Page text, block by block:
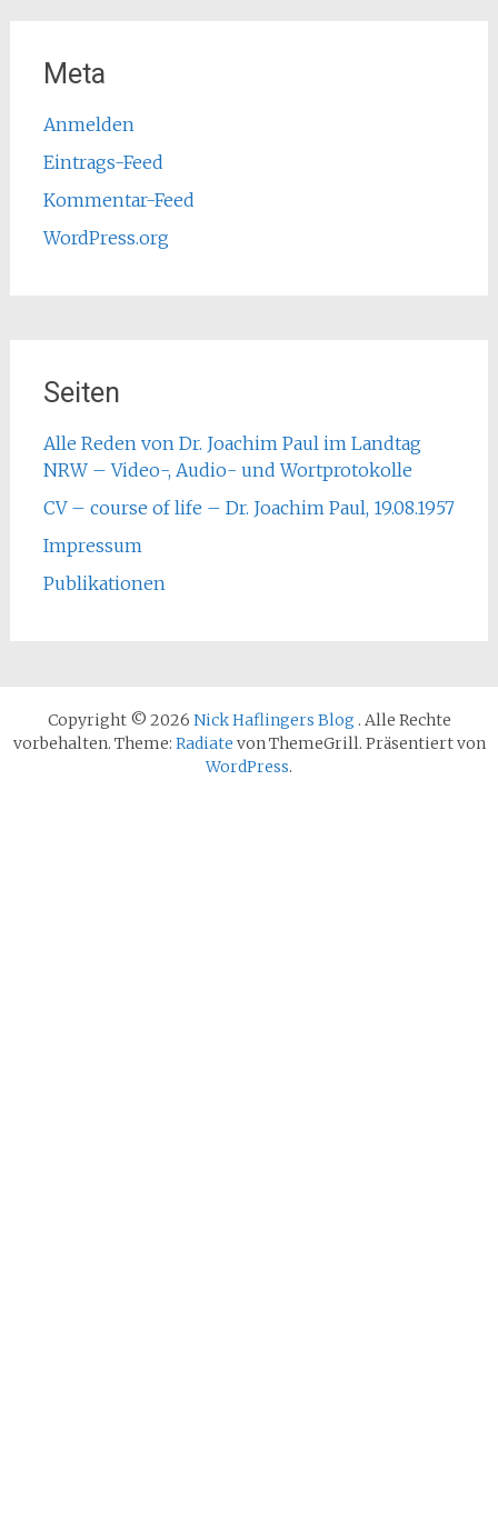
Meta
Anmelden
Eintrags-Feed
Kommentar-Feed
WordPress.org
Seiten
Alle Reden von Dr. Joachim Paul im Landtag
NRW – Video-, Audio- und Wortprotokolle
CV – course of life – Dr. Joachim Paul, 19.08.1957
Impressum
Publikationen
Copyright © 2026 Nick Haflingers Blog . Alle Rechte
vorbehalten. Theme: Radiate von ThemeGrill. Präsentiert von
WordPress.